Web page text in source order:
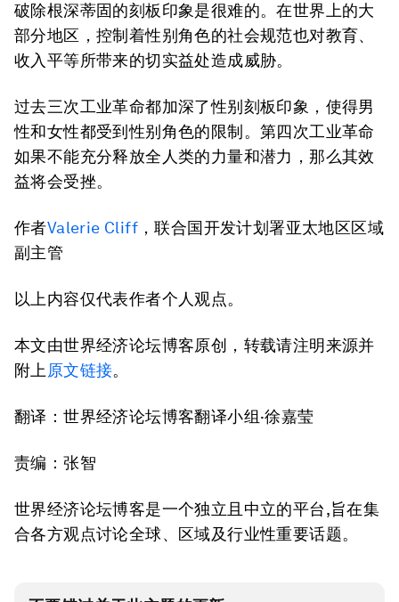
破除根深蒂固的刻板印象是很难的。在世界上的大
部分地区，控制着性别角色的社会规范也对教育、
收入平等所带来的切实益处造成威胁。
过去三次工业革命都加深了性别刻板印象，使得男
性和女性都受到性别角色的限制。第四次工业革命
如果不能充分释放全人类的力量和潜力，那么其效
益将会受挫。
作者Valerie Cliff ，联合国开发计划署亚太地区区域
副主管
以上内容仅代表作者个人观点。
本文由世界经济论坛博客原创，转载请注明来源并
附上 原文链接。
翻译：世界经济论坛博客翻译小组·徐嘉莹
责编：张智
世界经济论坛博客是一个独立且中立的平台,旨在集
合各方观点讨论全球、区域及行业性重要话题。